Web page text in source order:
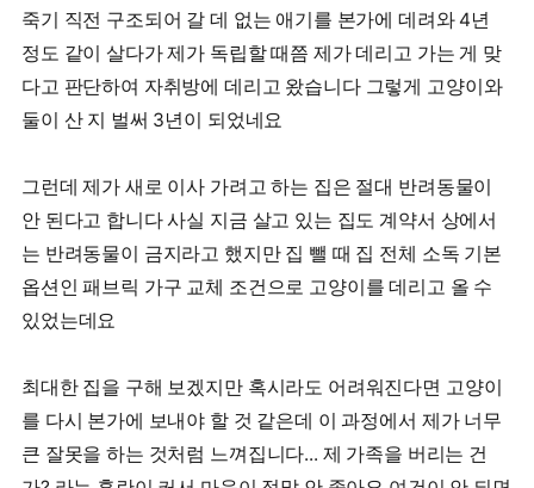
죽기 직전 구조되어 갈 데 없는 애기를 본가에 데려와 4년
정도 같이 살다가 제가 독립할 때쯤 제가 데리고 가는 게 맞
다고 판단하여 자취방에 데리고 왔습니다 그렇게 고양이와
둘이 산 지 벌써 3년이 되었네요
그런데 제가 새로 이사 가려고 하는 집은 절대 반려동물이
안 된다고 합니다 사실 지금 살고 있는 집도 계약서 상에서
는 반려동물이 금지라고 했지만 집 뺄 때 집 전체 소독 기본
옵션인 패브릭 가구 교체 조건으로 고양이를 데리고 올 수
있었는데요
최대한 집을 구해 보겠지만 혹시라도 어려워진다면 고양이
를 다시 본가에 보내야 할 것 같은데 이 과정에서 제가 너무
큰 잘못을 하는 것처럼 느껴집니다... 제 가족을 버리는 건